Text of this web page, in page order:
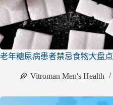
老年糖尿病患者禁忌食物大盘点
Vitroman Men's Health